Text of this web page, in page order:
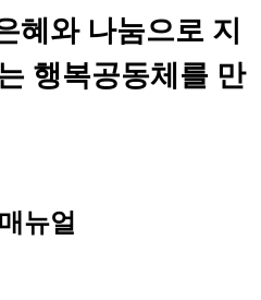
혜와 나눔으로 지
행복공동체를 만
뉴얼